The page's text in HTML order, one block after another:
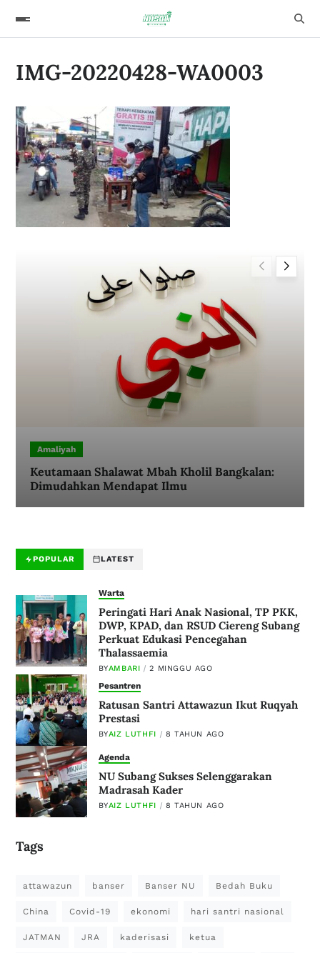
IMG-20220428-WA0003
Amaliyah
Keutamaan Shalawat Mbah Kholil Bangkalan:
Dimudahkan Mendapat Ilmu
POPULAR LATEST
Warta
Peringati Hari Anak Nasional, TP PKK,
DWP, KPAD, dan RSUD Ciereng Subang
Perkuat Edukasi Pencegahan
Thalassaemia
BYAMBARI 2 MINGGU AGO
Pesantren
Ratusan Santri Attawazun Ikut Ruqyah
Prestasi
BYAIZ LUTHFI 8 TAHUN AGO
Agenda
NU Subang Sukses Selenggarakan
Madrasah Kader
BYAIZ LUTHFI 8 TAHUN AGO
Tags
attawazun banser Banser NU Bedah Buku
China Covid-19 ekonomi hari santri nasional
JATMAN JRA kaderisasi ketua